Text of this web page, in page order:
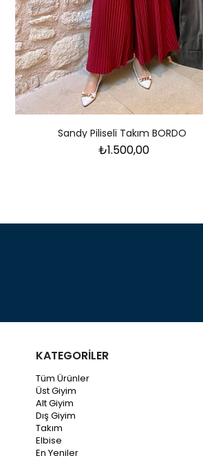
Sandy Piliseli Takım BORDO
₺1.500,00
KATEGORİLER
Tüm Ürünler
Üst Giyim
Alt Giyim
Dış Giyim
Takım
Elbise
En Yeniler